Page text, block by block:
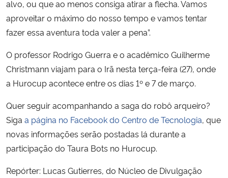
alvo, ou que ao menos consiga atirar a flecha. Vamos
aproveitar o máximo do nosso tempo e vamos tentar
fazer essa aventura toda valer a pena”.
O professor Rodrigo Guerra e o acadêmico Guilherme
Christmann viajam para o Irã nesta terça-feira (27), onde
a Hurocup acontece entre os dias 1º e 7 de março.
Quer seguir acompanhando a saga do robô arqueiro?
Siga a página no Facebook do Centro de Tecnologia, que
novas informações serão postadas lá durante a
participação do Taura Bots no Hurocup.
Repórter: Lucas Gutierres, do Núcleo de Divulgação